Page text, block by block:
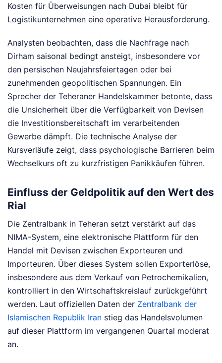
Kosten für Überweisungen nach Dubai bleibt für
Logistikunternehmen eine operative Herausforderung.
Analysten beobachten, dass die Nachfrage nach
Dirham saisonal bedingt ansteigt, insbesondere vor
den persischen Neujahrsfeiertagen oder bei
zunehmenden geopolitischen Spannungen. Ein
Sprecher der Teheraner Handelskammer betonte, dass
die Unsicherheit über die Verfügbarkeit von Devisen
die Investitionsbereitschaft im verarbeitenden
Gewerbe dämpft. Die technische Analyse der
Kursverläufe zeigt, dass psychologische Barrieren beim
Wechselkurs oft zu kurzfristigen Panikkäufen führen.
Einfluss der Geldpolitik auf den Wert des
Rial
Die Zentralbank in Teheran setzt verstärkt auf das
NIMA-System, eine elektronische Plattform für den
Handel mit Devisen zwischen Exporteuren und
Importeuren. Über dieses System sollen Exporterlöse,
insbesondere aus dem Verkauf von Petrochemikalien,
kontrolliert in den Wirtschaftskreislauf zurückgeführt
werden. Laut offiziellen Daten der Zentralbank der
Islamischen Republik Iran stieg das Handelsvolumen
auf dieser Plattform im vergangenen Quartal moderat
an.